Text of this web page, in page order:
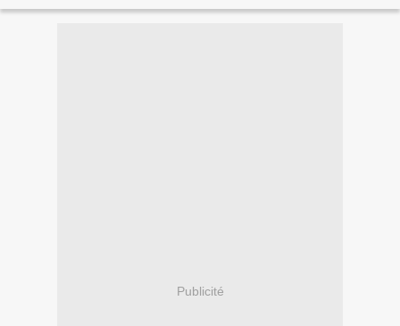
Publicité